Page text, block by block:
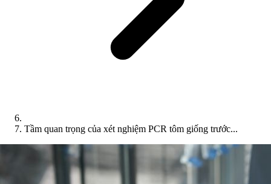
Tầm quan trọng của xét nghiệm PCR tôm giống trước...